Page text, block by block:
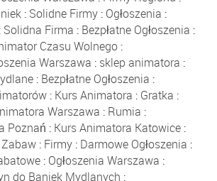
: Solidne Firmy: Ogłoszenia :
: Solidna Firma : Bezpłatne Ogłoszenia :
Czasu Wolnego:
Warszawa : sklep animatora :
: Bezpłatne Ogłoszenia :
: Kurs Animatora : Gratka :
Warszawa : Rumia :
Poznań : Kurs Animatora Katowice :
: Firmy : Darmowe Ogłoszenia :
: Ogłoszenia Warszawa :
do Baniek Mydlanych :